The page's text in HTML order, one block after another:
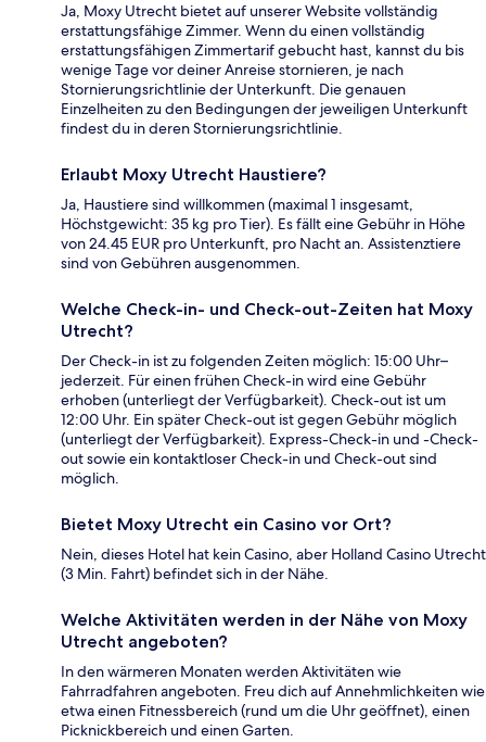
Ja, Moxy Utrecht bietet auf unserer Website vollständig
erstattungsfähige Zimmer. Wenn du einen vollständig
erstattungsfähigen Zimmertarif gebucht hast, kannst du bis
wenige Tage vor deiner Anreise stornieren, je nach
Stornierungsrichtlinie der Unterkunft. Die genauen
Einzelheiten zu den Bedingungen der jeweiligen Unterkunft
findest du in deren Stornierungsrichtlinie.
Erlaubt Moxy Utrecht Haustiere?
Ja, Haustiere sind willkommen (maximal 1 insgesamt,
Höchstgewicht: 35 kg pro Tier). Es fällt eine Gebühr in Höhe
von 24.45 EUR pro Unterkunft, pro Nacht an. Assistenztiere
sind von Gebühren ausgenommen.
Welche Check-in- und Check-out-Zeiten hat Moxy
Utrecht?
Der Check-in ist zu folgenden Zeiten möglich: 15:00 Uhr–
jederzeit. Für einen frühen Check-in wird eine Gebühr
erhoben (unterliegt der Verfügbarkeit). Check-out ist um
12:00 Uhr. Ein später Check-out ist gegen Gebühr möglich
(unterliegt der Verfügbarkeit). Express-Check-in und -Check-
out sowie ein kontaktloser Check-in und Check-out sind
möglich.
Bietet Moxy Utrecht ein Casino vor Ort?
Nein, dieses Hotel hat kein Casino, aber Holland Casino Utrecht
(3 Min. Fahrt) befindet sich in der Nähe.
Welche Aktivitäten werden in der Nähe von Moxy
Utrecht angeboten?
In den wärmeren Monaten werden Aktivitäten wie
Fahrradfahren angeboten. Freu dich auf Annehmlichkeiten wie
etwa einen Fitnessbereich (rund um die Uhr geöffnet), einen
Picknickbereich und einen Garten.